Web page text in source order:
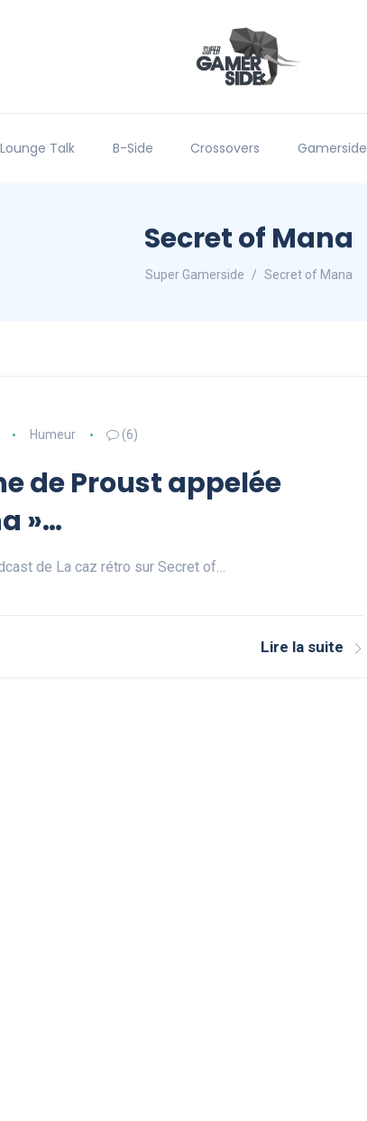
Lounge Talk B-Side Crossovers Gamerside
Secret of Mana
Super Gamerside Secret of Mana
Humeur (6)
de Proust appelée
»…
de La caz rétro sur Secret of…
Lire la suite